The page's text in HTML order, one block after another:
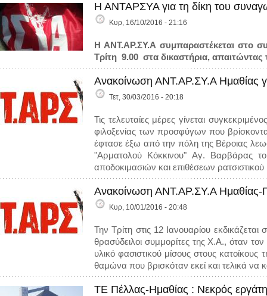
Η ΑΝΤΑΡΣΥΑ για τη δίκη του
Κυρ, 16/10/2016 - 21:16
Η ΑΝΤ.ΑΡ.ΣΥ.Α συμπαραστέκεται στο
Τρίτη 9.00 στα δικαστήρια,
Ανακοίνωση ΑΝΤ.ΑΡ.ΣΥ.Α Ημαθίας
Τετ, 30/03/2016 - 20:18
Τις τελευταίες μέρες γίνεται
φιλοξενίας των προσφύγων που
έφτασε έξω από την πόλη της Βέροιας
"Αρματολού Κόκκινου" Αγ. Βαρβάρας
αποδοκιμασιών και επιθέσεων
Ανακοίνωση ΑΝΤ.ΑΡ.ΣΥ.Α Ημαθίας-
Κυρ, 10/01/2016 - 20:48
Την Τρίτη στις 12 Ιανουαρίου
θρασύδειλοι συμμορίτες της Χ.Α., όταν
υλικό φασιστικού μίσους στους
θαμώνα που βρισκόταν εκεί και τελικά να
ΤΕ Πέλλας-Ημαθίας : Νεκρός